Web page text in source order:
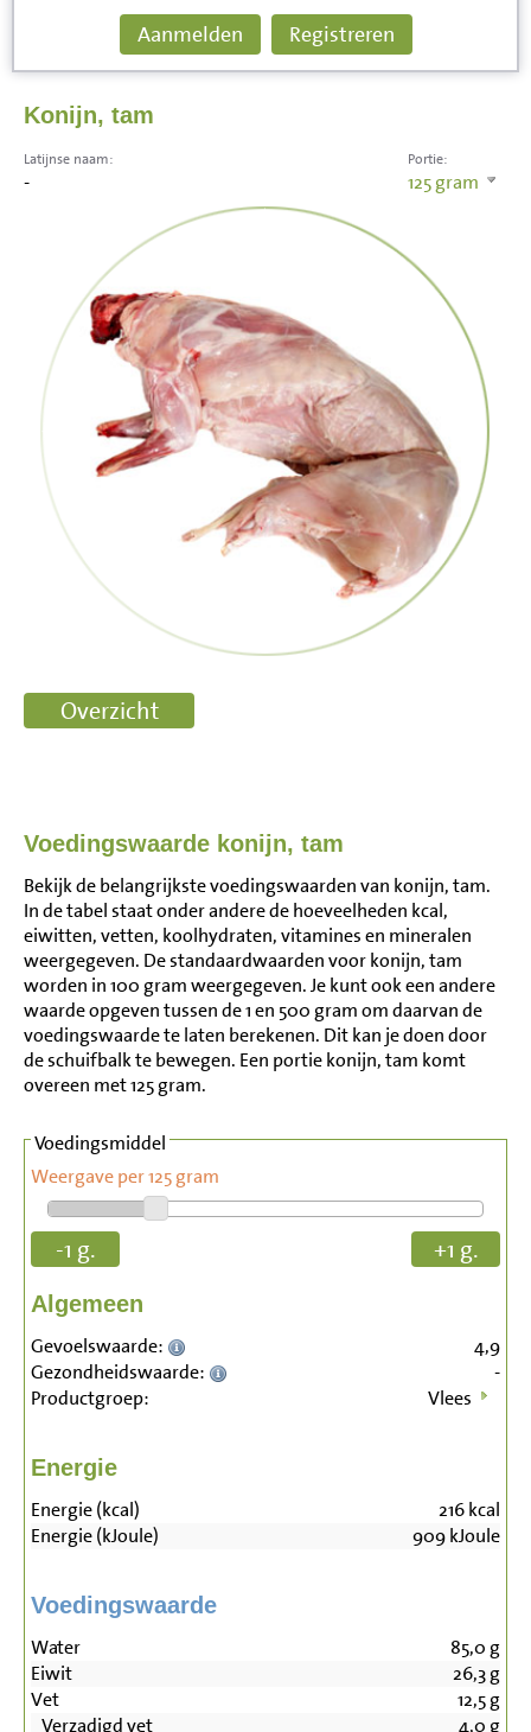
Aanmelden Registreren
Konijn, tam
Portie:
125gram
Latijnse naam:
-
Voedingswaarde konijn, tam
Bekijk de belangrijkste voedingswaarden van konijn, tam.
In de tabel staat onder andere de hoeveelheden kcal,
eiwitten, vetten, koolhydraten, vitamines en mineralen
weergegeven. De standaardwaarden voor konijn, tam
worden in 100 gram weergegeven. Je kunt ook een andere
waarde opgeven tussen de 1 en 500 gram om daarvan de
voedingswaarde te laten berekenen. Dit kan je doen door
de schuifbalk te bewegen. Een portie konijn, tam komt
overeen met 125 gram.
Voedingsmiddel
Weergave per 125 gram
-1 g. +1 g.
Algemeen
Gevoelswaarde:
4,9
Gezondheidswaarde:
-
Productgroep:
Vlees
Energie
Energie (kcal) 216kcal
Energie (kJoule)
909kJoule
Voedingswaarde
Water 85,0 g
Eiwit
26,3g
Vet
12,5g
Verzadigd vet
4,0 g